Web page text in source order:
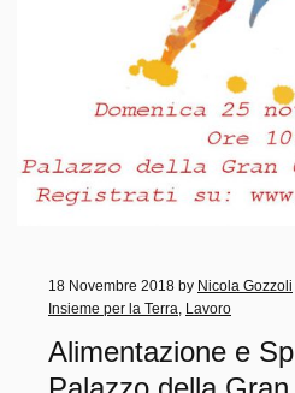
18 Novembre 2018 by Nicola Gozzoli
Insieme per la Terra
Lavoro
Alimentazione e